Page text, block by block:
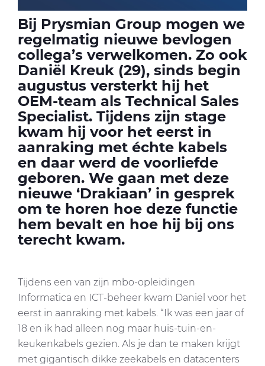
Bij Prysmian Group mogen we
regelmatig nieuwe bevlogen
collega’s verwelkomen. Zo ook
Daniël Kreuk (29), sinds begin
augustus versterkt hij het
OEM-team als Technical Sales
Specialist. Tijdens zijn stage
kwam hij voor het eerst in
aanraking met échte kabels
en daar werd de voorliefde
geboren. We gaan met deze
nieuwe ‘Drakiaan’ in gesprek
om te horen hoe deze functie
hem bevalt en hoe hij bij ons
terecht kwam.
Tijdens een van zijn mbo-opleidingen
Informatica en ICT-beheer kwam Daniël voor het
eerst in aanraking met kabels. “Ik was een jaar of
18 en ik had alleen nog maar huis-tuin-en-
keukenkabels gezien. Als je dan te maken krijgt
met gigantisch dikke zeekabels en datacenters